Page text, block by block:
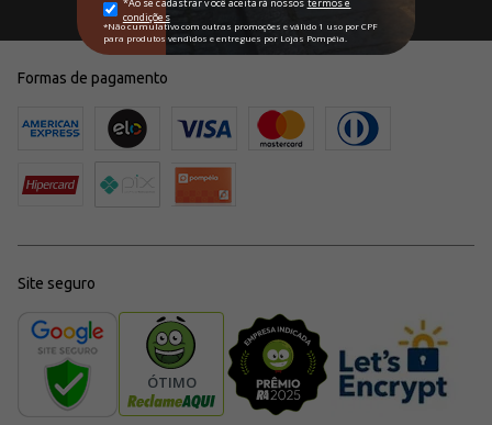
Formas de pagamento
Site seguro